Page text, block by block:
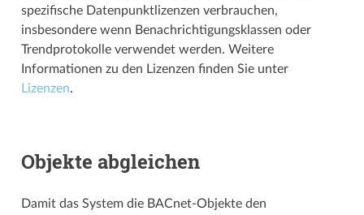
spezifische Datenpunkt­­lizenzen verbrauchen,
insbesondere wenn Benachrichtigungs­­klassen oder
Trend­­protokolle verwendet werden. Weitere
Informationen zu den Lizenzen finden Sie unter
Lizenzen.
Objekte abgleichen
Damit das System die BACnet-Objekte den